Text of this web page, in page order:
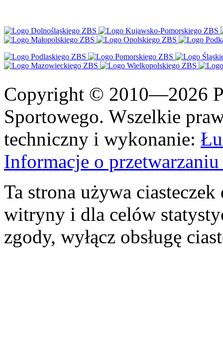
Copyright © 2010—2026
Sportowego. Wszelkie
techniczny i wykonanie:
Informacje o
Ta strona używa
witryny i dla celów
zgody, wyłącz obsługę